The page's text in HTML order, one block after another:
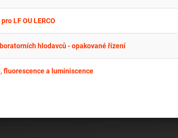
LF OU LERCO
hlodavců - opakované řízení
fluorescence a luminiscence